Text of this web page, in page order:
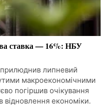
ставка — 16%: НБУ
липневий
макроекономічними
погіршив очікування
відновлення економіки.